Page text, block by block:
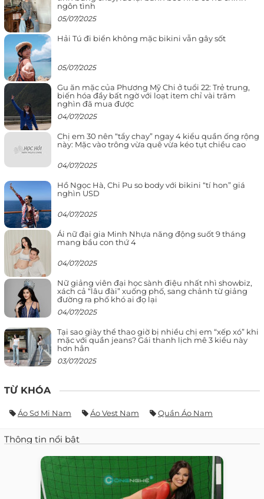
ngôn tình
05/07/2025
Hải Tú đi biển không mặc bikini vẫn gây sốt
05/07/2025
Gu ăn mặc của Phương Mỹ Chi ở tuổi 22: Trẻ trung,
biến hóa đầy bất ngờ với loạt item chỉ vài trăm
nghìn đã mua được
04/07/2025
Chị em 30 nên “tẩy chay” ngay 4 kiểu quần ống rộng
này: Mặc vào trông vừa quê vừa kéo tụt chiều cao
04/07/2025
Hồ Ngọc Hà, Chi Pu so body với bikini “tí hon” giá
nghìn USD
04/07/2025
Ái nữ đại gia Minh Nhựa năng động suốt 9 tháng
mang bầu con thứ 4
04/07/2025
Nữ giảng viên đại học sành điệu nhất nhì showbiz,
xách cả “lâu đài” xuống phố, sang chảnh từ giảng
đường ra phố khó ai đọ lại
04/07/2025
Tại sao giày thể thao giờ bị nhiều chị em “xếp xó” khi
mặc với quần jeans? Gái thanh lịch mê 3 kiểu này
hơn hẳn
03/07/2025
TỪ KHÓA
Áo Sơ Mi Nam Áo Vest Nam Quần Áo Nam
Thông tin nổi bật